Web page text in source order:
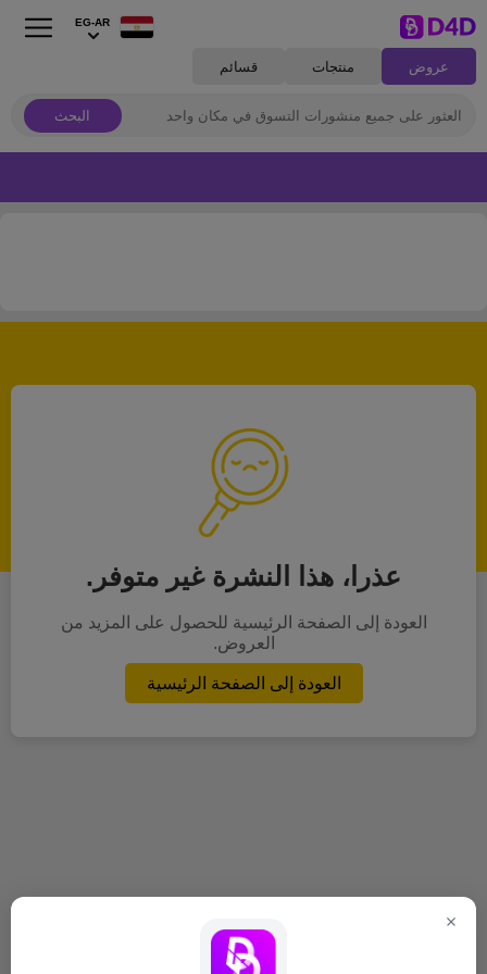
عروض منتجات قسائم
البحث
EG-AR
عذرا، هذا النشرة غير متوفر.
العودة إلى الصفحة الرئيسية للحصول على المزيد من
العروض.
العودة إلى الصفحة الرئيسية